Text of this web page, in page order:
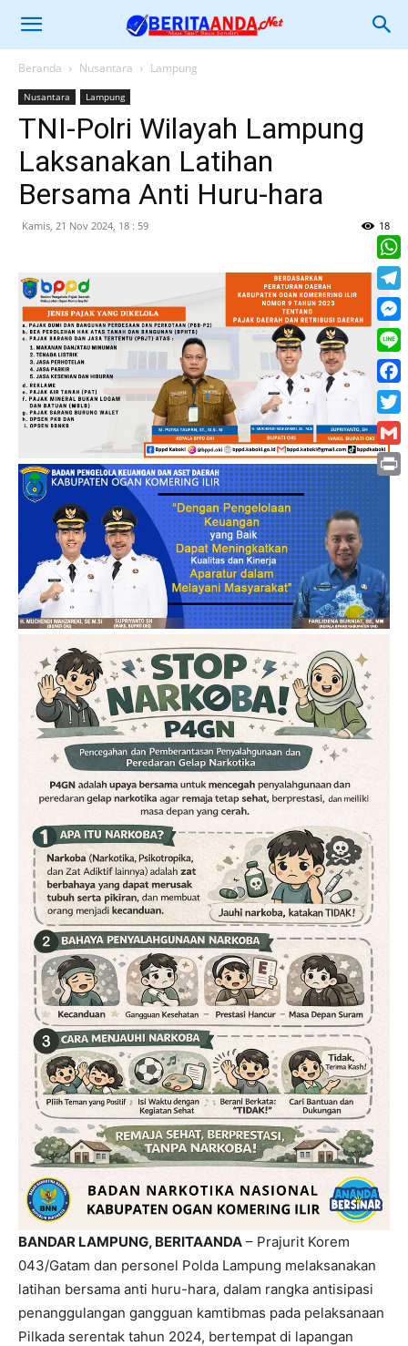
Beranda Nusantara Lampung
Nusantara Lampung
TNI-Polri Wilayah Lampung
Laksanakan Latihan
Bersama Anti Huru-hara
Kamis, 21 Nov 2024, 18 : 59 18
BANDAR LAMPUNG, BERITAANDA – Prajurit Korem
043/Gatam dan personel Polda Lampung melaksanakan
latihan bersama anti huru-hara, dalam rangka antisipasi
penanggulangan gangguan kamtibmas pada pelaksanaan
Pilkada serentak tahun 2024, bertempat di lapangan
Line
Print